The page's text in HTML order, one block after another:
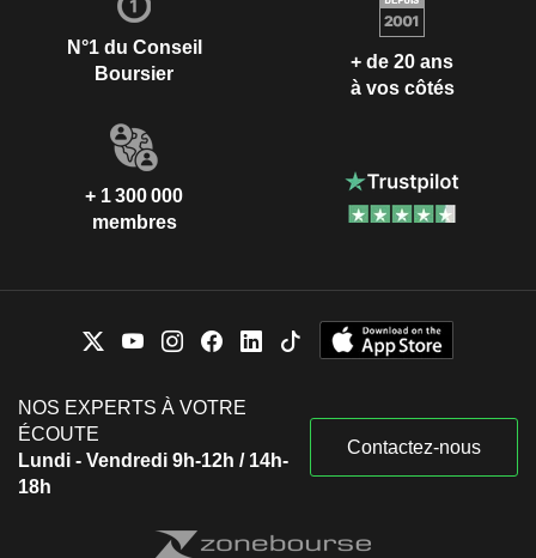
N°1 du Conseil
Boursier
+ de 20 ans
à vos côtés
+ 1 300 000
membres
NOS EXPERTS À VOTRE
ÉCOUTE
Lundi - Vendredi 9h-12h / 14h-
18h
Contactez-nous